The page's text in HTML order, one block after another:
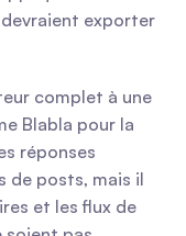
exporter
complet à une
réponses
de posts, mais il
et les flux de